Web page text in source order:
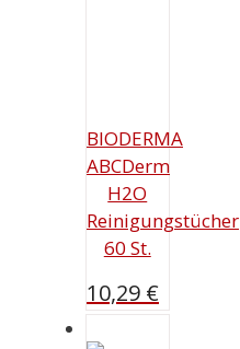
BIODERMA
ABCDerm
H2O
Reinigungstücher
60 St.
10,29 €